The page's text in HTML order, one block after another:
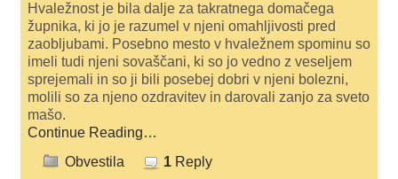
Hvaležnost je bila dalje za takratnega domačega
župnika, ki jo je razumel v njeni omahljivosti pred
zaobljubami. Posebno mesto v hvaležnem spominu so
imeli tudi njeni sovaščani, ki so jo vedno z veseljem
sprejemali in so ji bili posebej dobri v njeni bolezni,
molili so za njeno ozdravitev in darovali zanjo za sveto
mašo.
Continue Reading…
Obvestila
1Reply